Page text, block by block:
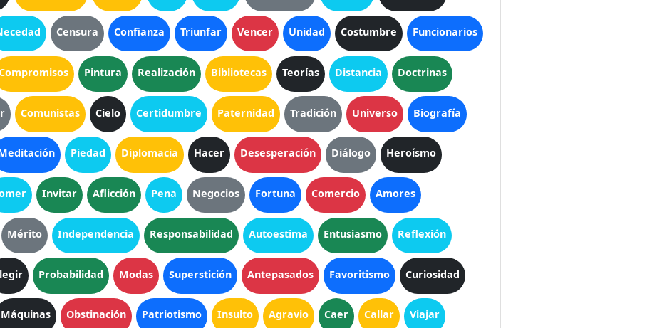
Censura Confianza Triunfar Vencer Unidad Costumbre Funcionarios
Pintura Realización Bibliotecas Teorías Distancia Doctrinas
Comunistas Cielo Certidumbre Paternidad Tradición Universo Biografía
Piedad Diplomacia Hacer Desesperación Diálogo Heroísmo
Invitar Aflicción Pena Negocios Fortuna Comercio Amores
Mérito Independencia Responsabilidad Autoestima Entusiasmo Reflexión
Probabilidad Modas Superstición Antepasados Favoritismo Curiosidad
Máquinas Obstinación Patriotismo Insulto Agravio Caer Callar Viajar